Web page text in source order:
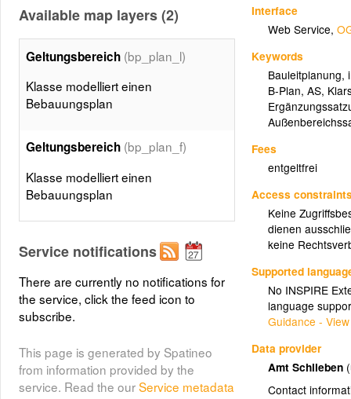
Interface
Web Service,
Keywords
Bauleitplanung,
B-Plan,AS,
Fees
entgeltfrei
Access
Keine
dienen
keine
Supported
No INSPIRE
language
Guidance -
Data provider
Amt Schlieben
Contact
Available map layers (2)
Geltungsbereich (bp_plan_l)
Klasse modelliert einen
Bebauungsplan
Geltungsbereich (bp_plan_f)
Klasse modelliert einen
Bebauungsplan
Service notifications
There are currently no notifications for
the service, click the feed icon to
subscribe.
This page is generated by Spatineo
from information provided by the
service. Read the ourService metadata